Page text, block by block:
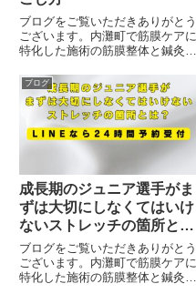
ブログをご覧いただきありがとう
ございます。内灘町で筋膜ケアに
特化した施術の筋膜整体と鍼灸を
「冬至（とうじ）」をご存じでし
ょうか？本日は冬至について東洋
医学の視点もふまえながら「冬至
ってなに？」「何をする日な
の？...
ブログ
成長期のジュニア選手がま
ずは大切にしなくてはいけ
ないストレッチの箇所と
は？【ストレッチ紹介付
き】
ブログをご覧いただきありがとう
ございます。内灘町で筋膜ケアに
特化した施術の筋膜整体と鍼灸を